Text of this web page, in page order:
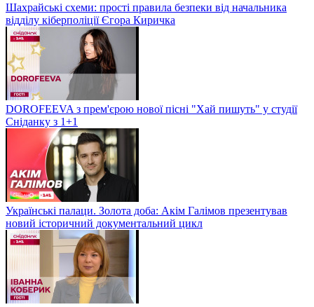
Шахрайські схеми: прості правила безпеки від начальника
відділу кіберполіції Єгора Киричка
DOROFEEVA з прем'єрою нової пісні "Хай пишуть" у студії
Сніданку з 1+1
Українські палаци. Золота доба: Акім Галімов презентував
новий історичний документальний цикл